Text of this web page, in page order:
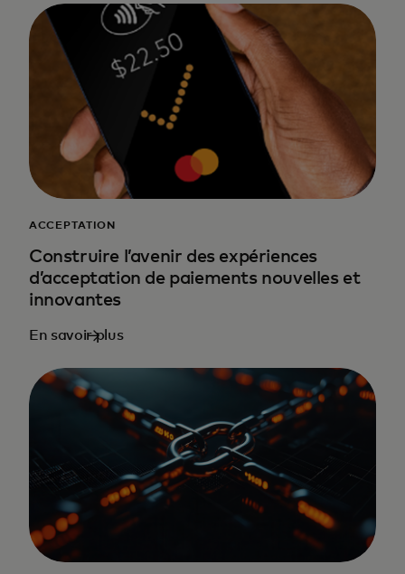
ACCEPTATION
Construire l’avenir des expériences
d’acceptation de paiements nouvelles et
innovantes
En savoir plus